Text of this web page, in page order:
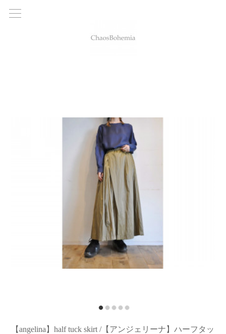
【angelina】half tuck skirt /【アンジェリーナ】ハーフタッ